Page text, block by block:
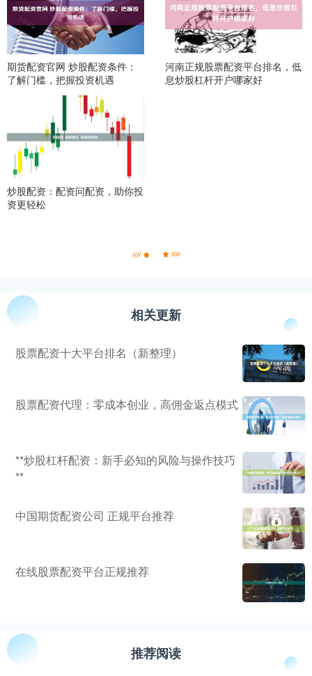
期货配资官网 炒股配资条件：
了解门槛，把握投资机遇
河南正规股票配资平台排名，低
息炒股杠杆开户哪家好
炒股配资：配资问配资，助你投
资更轻松
相关更新
股票配资十大平台排名（新整理）
股票配资代理：零成本创业，高佣金返点模式
**炒股杠杆配资：新手必知的风险与操作技巧
**
中国期货配资公司 正规平台推荐
在线股票配资平台正规推荐
推荐阅读